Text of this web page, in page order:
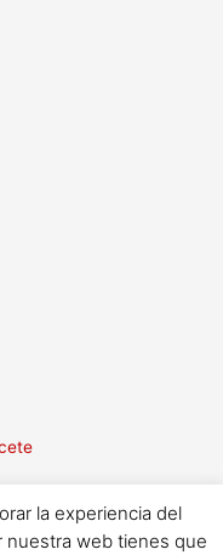
la experiencia del
nuestra web tienes que